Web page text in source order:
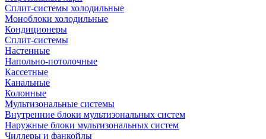
Сплит-системы холодильные
Моноблоки холодильные
Кондиционеры
Сплит-системы
Настенные
Напольно-потолочные
Кассетные
Канальные
Колонные
Мультизональные системы
Внутренние блоки мультизональных систем
Наружные блоки мультизональных систем
Чиллеры и фанкойлы